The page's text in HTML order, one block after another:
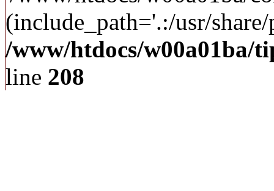
(include_path='.:/usr/
/www/htdocs/w00a01ba/
line 208